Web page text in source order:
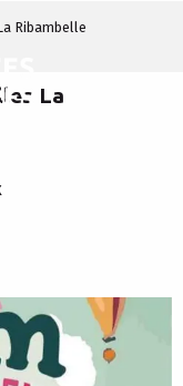
Ribambelle
La